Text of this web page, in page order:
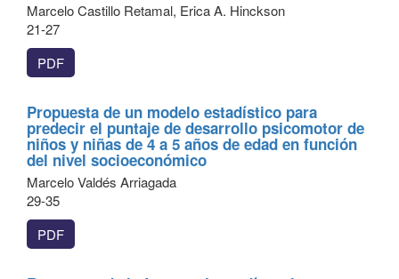
Marcelo Castillo Retamal, Erica A. Hinckson
21-27
PDF
Propuesta de un modelo estadístico para
predecir el puntaje de desarrollo psicomotor de
niños y niñas de 4 a 5 años de edad en función
del nivel socioeconómico
Marcelo Valdés Arriagada
29-35
PDF